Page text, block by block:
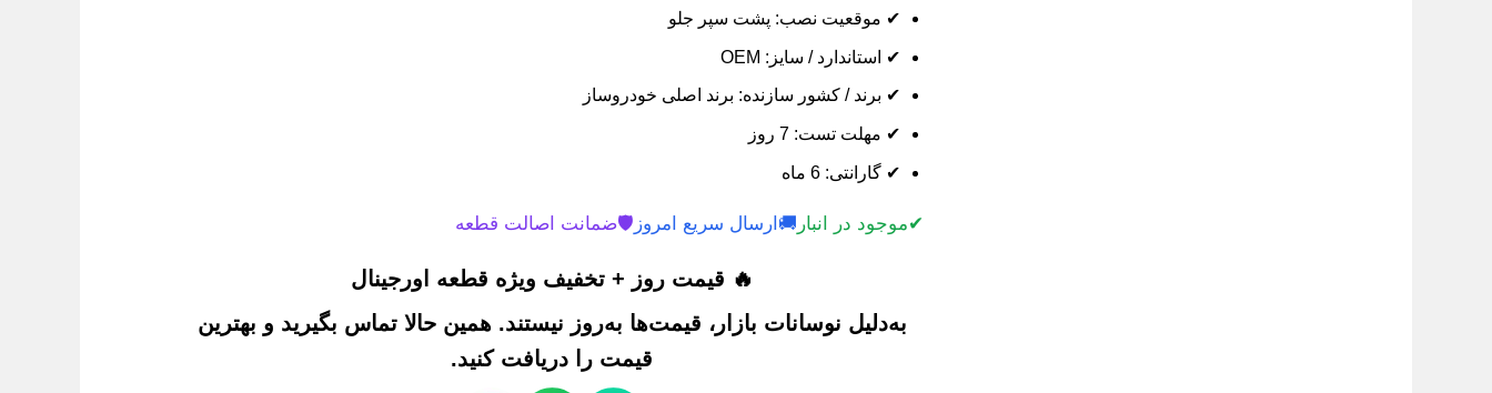
✔ موقعیت نصب: پشت سپر جلو
✔ استاندارد / سایز: OEM
✔ برند / کشور سازنده: برند اصلی خودروساز
✔ مهلت تست: 7 روز
✔ گارانتی: 6 ماه
✔موجود در انبار 🚚 ارسال سریع امروز 🛡️ضمانت اصالت قطعه
🔥 قیمت روز + تخفیف ویژه قطعه اورجینال
به‌دلیل نوسانات بازار، قیمت‌ها به‌روز نیستند. همین حالا تماس بگیرید و بهترین
قیمت را دریافت کنید.